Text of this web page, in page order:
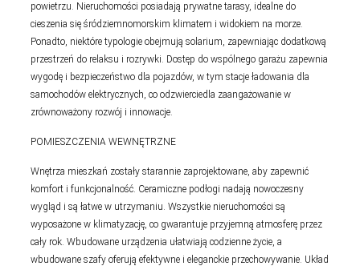
powietrzu. Nieruchomości posiadają prywatne tarasy, idealne do
cieszenia się śródziemnomorskim klimatem i widokiem na morze.
Ponadto, niektóre typologie obejmują solarium, zapewniając dodatkową
przestrzeń do relaksu i rozrywki. Dostęp do wspólnego garażu zapewnia
wygodę i bezpieczeństwo dla pojazdów, w tym stacje ładowania dla
samochodów elektrycznych, co odzwierciedla zaangażowanie w
zrównoważony rozwój i innowacje.
POMIESZCZENIA WEWNĘTRZNE
Wnętrza mieszkań zostały starannie zaprojektowane, aby zapewnić
komfort i funkcjonalność. Ceramiczne podłogi nadają nowoczesny
wygląd i są łatwe w utrzymaniu. Wszystkie nieruchomości są
wyposażone w klimatyzację, co gwarantuje przyjemną atmosferę przez
cały rok. Wbudowane urządzenia ułatwiają codzienne życie, a
wbudowane szafy oferują efektywne i eleganckie przechowywanie. Układ